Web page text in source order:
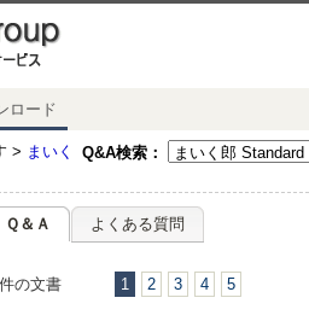
ロード
Q&A検索：
> まいく
Ｑ＆Ａ よくある質問
件の文書 1 2 3 4 5